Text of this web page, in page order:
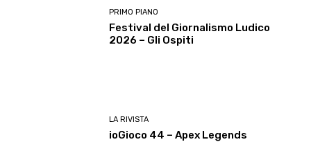
PRIMO PIANO
Festival del Giornalismo Ludico
2026 – Gli Ospiti
LA RIVISTA
ioGioco 44 – Apex Legends